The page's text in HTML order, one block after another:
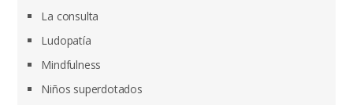
La consulta
Ludopatía
Mindfulness
Niños superdotados